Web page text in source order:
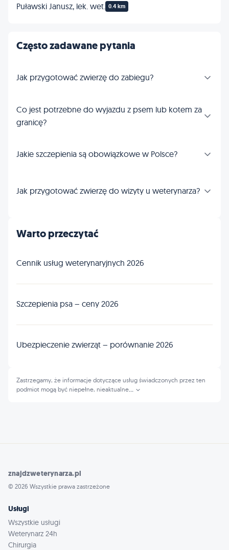
Puławski Janusz, lek. wet. 0.4 km
Często zadawane pytania
Jak przygotować zwierzę do zabiegu?
Co jest potrzebne do wyjazdu z psem lub kotem za
granicę?
Jakie szczepienia są obowiązkowe w Polsce?
Jak przygotować zwierzę do wizyty u weterynarza?
Warto przeczytać
Cennik usług weterynaryjnych 2026
Szczepienia psa – ceny 2026
Ubezpieczenie zwierząt – porównanie 2026
Zastrzegamy, że informacje dotyczące usług świadczonych przez ten
podmiot mogą być niepełne, nieaktualne
znajdzweterynarza.pl
© 2026 Wszystkie prawa zastrzeżone
Usługi
Wszystkie usługi
Weterynarz 24h
Chirurgia